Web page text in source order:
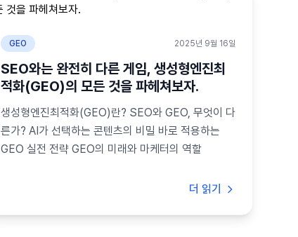
GEO 2025년 9월 16일
SEO와는 완전히 다른 게임, 생성형엔진최
적화(GEO)의 모든 것을 파헤쳐보자.
생성형엔진최적화(GEO)란? SEO와 GEO, 무엇이 다
른가? AI가 선택하는 콘텐츠의 비밀 바로 적용하는
GEO 실전 전략 GEO의 미래와 마케터의 역할
더 읽기